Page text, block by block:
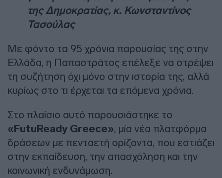
της Δημοκρατίας, κ. Κωνσταντίνος
Τασούλας
Με φόντο τα 95 χρόνια παρουσίας της στην
Ελλάδα, η Παπαστράτος επέλεξε να στρέψει
τη συζήτηση όχι μόνο στην ιστορία της, αλλά
κυρίως στο τι έρχεται τα επόμενα χρόνια.
Στο πλαίσιο αυτό παρουσιάστηκε το
«FutuReady Greece», μία νέα πλατφόρμα
δράσεων με πενταετή ορίζοντα, που εστιάζει
στην εκπαίδευση, την απασχόληση και την
κοινωνική ενδυνάμωση.